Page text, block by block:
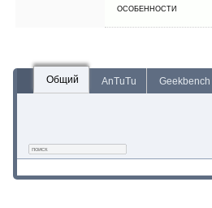
ОСОБЕННОСТИ
Общий AnTuTu Geekbench